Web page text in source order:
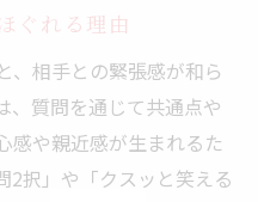
ぐれる理由
、相手との緊張感が和ら
、質問を通じて共通点や
感や親近感が生まれるた
2択」や「クスッと笑える